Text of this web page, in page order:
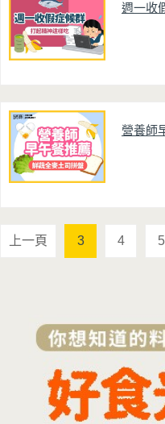
週一收
營養師
上一頁 3 4 5